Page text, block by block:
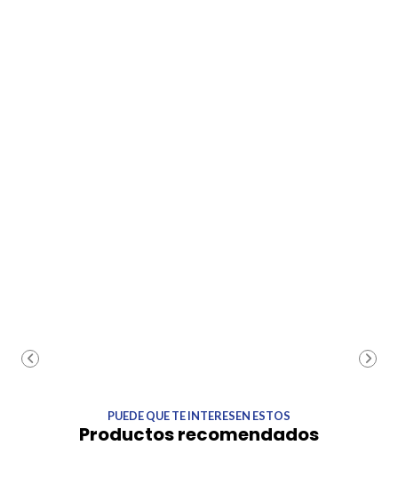
PUEDE QUE TE INTERESEN ESTOS
Productos recomendados